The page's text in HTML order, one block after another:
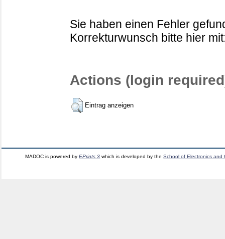
Sie haben einen Fehler
Korrekturwunsch bitte hier
Actions (login
Eintrag anzeigen
MADOC is powered byEPrints 3 which is developed by theSchool of Electronics and